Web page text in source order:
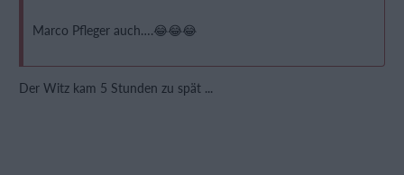
Marco Pfleger auch….😂😂😂
Der Witz kam 5 Stunden zu spät ...